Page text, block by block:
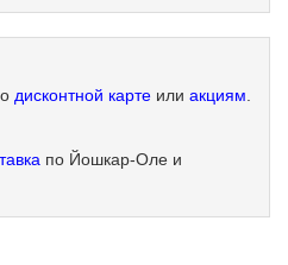
дисконтной карте или акциям
по Йошкар-Оле и